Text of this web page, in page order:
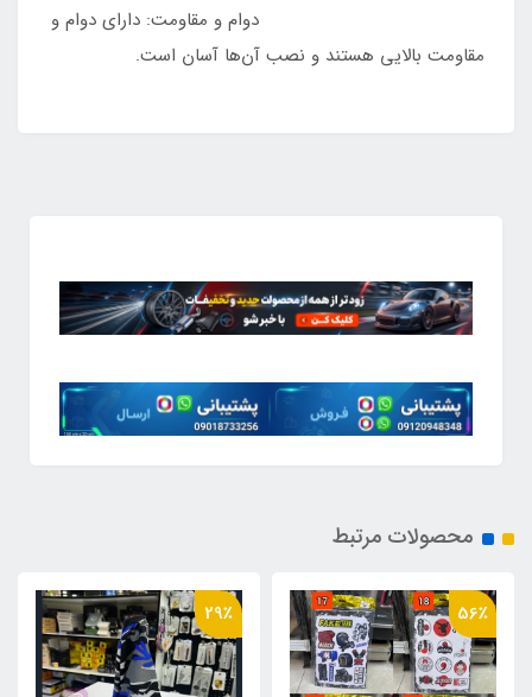
دوام و مقاومت: دارای دوام و
مقاومت بالایی هستند و نصب آن‌ها آسان است.
محصولات مرتبط
56٪ 29٪